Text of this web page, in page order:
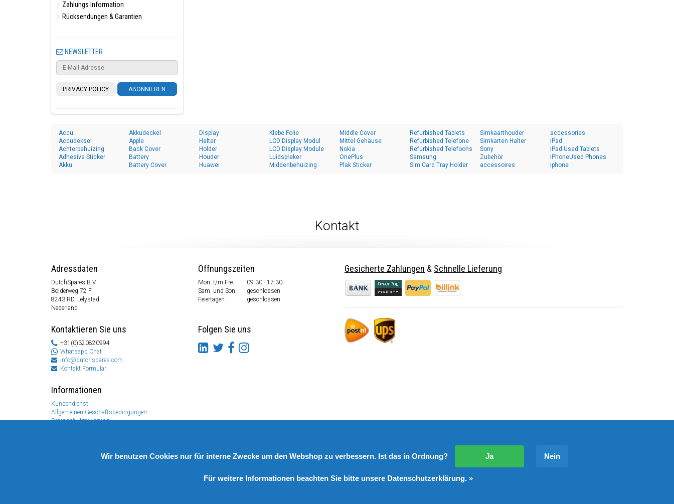
Zahlungs Information
Rücksendungen & Garantien
NEWSLETTER
PRIVACY POLICY ABONNIEREN
Accu
Accudeksel
Achterbehuizing
Adhesive Sticker
Akku
Akkudeckel
Apple
Back Cover
Battery
Battery Cover
Display
Halter
Holder
Houder
Huawei
Klebe Folie
LCD Display Modul
LCD Display Module
Luidspreker
Middenbehuizing
Middle Cover
Mittel Gehäuse
Nokia
OnePlus
Plak Sticker
Refurbished Tablets
Refurbished Telefone
Refurbished Telefoons
Samsung
Sim Card Tray Holder
Simkaarthouder
Simkarten Halter
Sony
Zubehör
accessoires
accessories
iPad
iPad Used Tablets
iPhoneUsed Phones
iphone
Kontakt
Adressdaten
DutchSpares B.V.
Bolderweg 72 F
8243 RD, Lelystad
Nederland
Kontaktieren Sie uns
+31(0)320820994
Whatsapp Chat
info@dutchspares.com
Kontakt Formular
Informationen
Kundendienst
Allgemeinen Geschäftsbedingungen
Datenschutzerklärung
Öffnungszeiten
Mon. t/m Fre.
09:30 - 17:30
Sam. und Son.
geschlossen
Feiertagen:
geschlossen
Folgen Sie uns
Gesicherte Zahlungen & Schnelle Lieferung
© Copyright 2026 DutchSpares B.V. - Design byWebdinge.nl
Wir benutzen Cookies nur für interne Zwecke um den Webshop zu verbessern. Ist das in Ordnung? Ja Nein
Für weitere Informationen beachten Sie bitte unsere Datenschutzerklärung. »